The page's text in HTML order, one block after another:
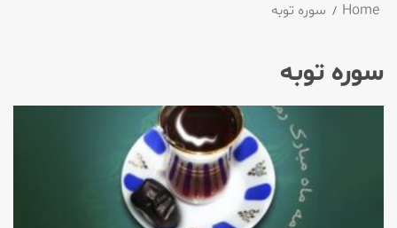
Home سوره توبه
سوره توبه